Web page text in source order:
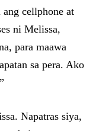
cellphone at
ni Melissa,
para maawa
sa pera. Ako
Napatras siya,